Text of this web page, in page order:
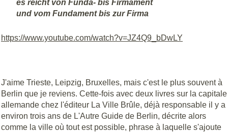
es reicht von Funda- bis Firmament
und vom Fundament bis zur Firma
https://www.youtube.com/watch?v=JZ4Q9_bDwLY
J'aime Trieste, Leipzig, Bruxelles, mais c'est le plus souvent à
Berlin que je reviens. Cette-fois avec deux livres sur la capitale
allemande chez l'éditeur La Ville Brûle, déjà responsable il y a
environ trois ans de L'Autre Guide de Berlin, décrite alors
comme la ville où tout est possible, phrase à laquelle s'ajoute